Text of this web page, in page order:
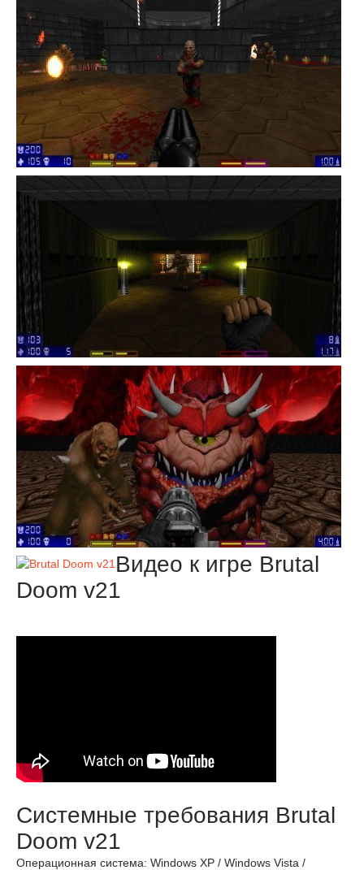
Видео к игре Brutal
Doom v21
Системные требования Brutal
Doom v21
Операционная система: Windows XP / Windows Vista /